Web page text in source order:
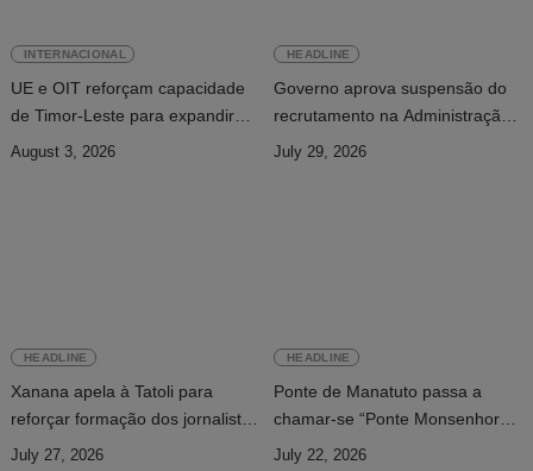
INTERNACIONAL
UE e OIT reforçam capacidade
de Timor-Leste para expandir
cobertura da segurança social
August 3, 2026
HEADLINE
Governo aprova suspensão do
recrutamento na Administração
Pública
July 29, 2026
HEADLINE
Xanana apela à Tatoli para
reforçar formação dos jornalistas
e investir na investigação
July 27, 2026
HEADLINE
Ponte de Manatuto passa a
chamar-se “Ponte Monsenhor
Martinho da Costa Lopes”
July 22, 2026